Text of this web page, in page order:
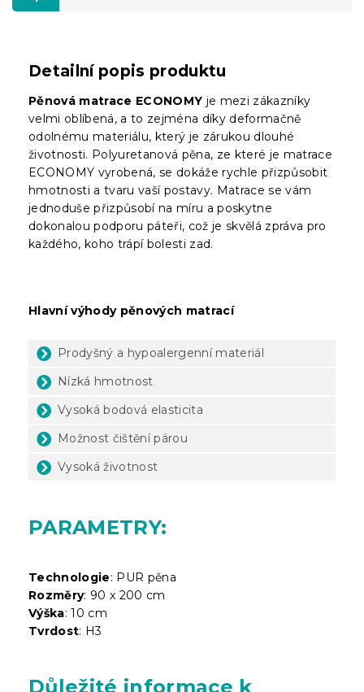
Detailní popis produktu
Pěnová matrace ECONOMY je mezi zákazníky
velmi oblíbená, a to zejména díky deformačně
odolnému materiálu, který je zárukou dlouhé
životnosti. Polyuretanová pěna, ze které je matrace
ECONOMY vyrobená, se dokáže rychle přizpůsobit
hmotnosti a tvaru vaší postavy. Matrace se vám
jednoduše přizpůsobí na míru a poskytne
dokonalou podporu páteři, což je skvělá zpráva pro
každého, koho trápí bolesti zad.
Hlavní výhody pěnových matrací
Prodyšný a hypoalergenní materiál
Nízká hmotnost
Vysoká bodová elasticita
Možnost čištění párou
Vysoká životnost
PARAMETRY:
Technologie: PUR pěna
Rozměry: 90 x 200 cm
Výška: 10 cm
Tvrdost: H3
Důležité informace k